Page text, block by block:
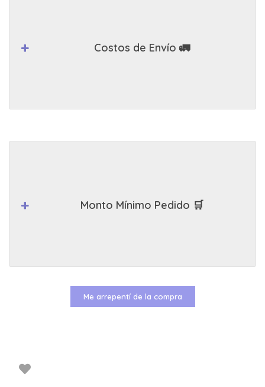
Costos de Envío 🚛
Monto Mínimo Pedido 🛒
Me arrepentí de la compra